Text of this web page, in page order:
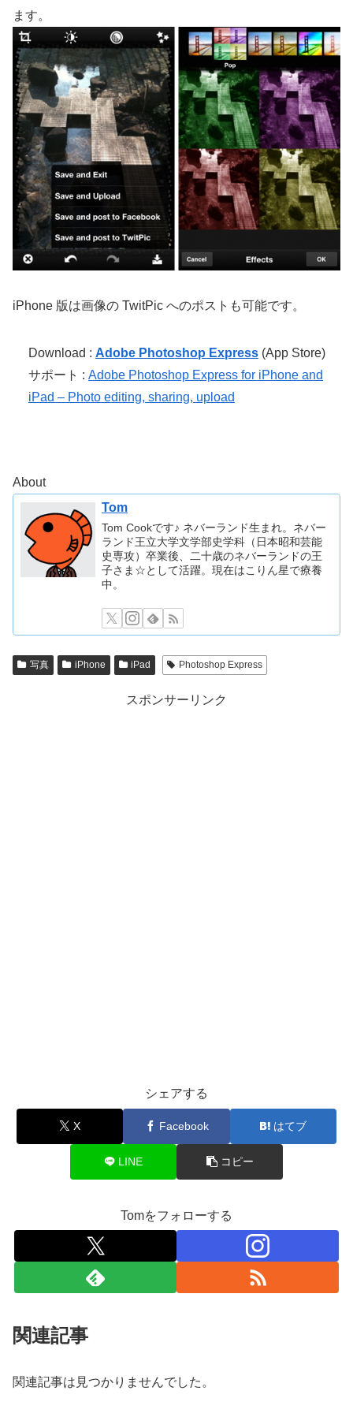
ます。
iPhone 版は画像の TwitPic へのポストも可能です。
Download : Adobe Photoshop Express (App Store)
サポート : Adobe Photoshop Express for iPhone and
iPad – Photo editing, sharing, upload
About
Tom
Tom Cookです♪ ネバーランド生まれ。ネバー
ランド王立大学文学部史学科（日本昭和芸能
史専攻）卒業後、二十歳のネバーランドの王
子さま☆として活躍。現在はこりん星で療養
中。
写真 iPhone iPad Photoshop Express
スポンサーリンク
シェアする
X Facebook はてブ
LINE コピー
Tomをフォローする
関連記事
関連記事は見つかりませんでした。